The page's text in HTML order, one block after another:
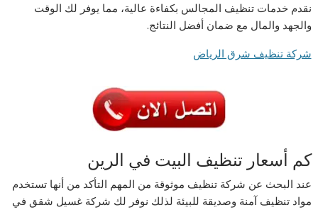
نقدم خدمات تنظيف المجالس بكفاءة عالية، مما يوفر لك الوقت
والجهد والمال مع ضمان أفضل النتائج.
شركة تنظيف شرق الرياض
كم أسعار تنظيف البيت في الرين
عند البحث عن شركة تنظيف موثوقة من المهم التأكد من أنها تستخدم
مواد تنظيف آمنة وصديقة للبيئة لذلك نوفر لك شركة غسيل شقق في